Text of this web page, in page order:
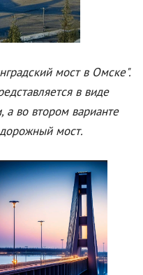
мост в Омске".
в виде
а во втором варианте
мост.